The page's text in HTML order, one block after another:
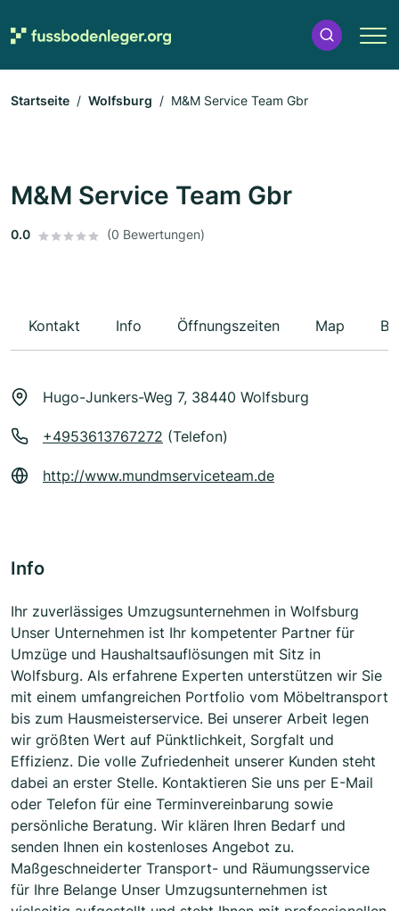
Startseite Wolfsburg M&M Service Team Gbr
M&M Service Team Gbr
0.0 (0 Bewertungen)
Kontakt Info Öffnungszeiten Map
Hugo-Junkers-Weg 7, 38440 Wolfsburg
+4953613767272 (Telefon)
http://www.mundmserviceteam.de
Info
Ihr zuverlässiges Umzugsunternehmen in Wolfsburg
Unser Unternehmen ist Ihr kompetenter Partner für
Umzüge und Haushaltsauflösungen mit Sitz in
Wolfsburg. Als erfahrene Experten unterstützen wir Sie
mit einem umfangreichen Portfolio vom Möbeltransport
bis zum Hausmeisterservice. Bei unserer Arbeit legen
wir größten Wert auf Pünktlichkeit, Sorgfalt und
Effizienz. Die volle Zufriedenheit unserer Kunden steht
dabei an erster Stelle. Kontaktieren Sie uns per E-Mail
oder Telefon für eine Terminvereinbarung sowie
persönliche Beratung. Wir klären Ihren Bedarf und
senden Ihnen ein kostenloses Angebot zu.
Maßgeschneiderter Transport- und Räumungsservice
für Ihre Belange Unser Umzugsunternehmen ist